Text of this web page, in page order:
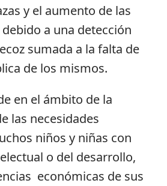
y el aumento de las
a una detección
sumada a la falta de
de los mismos.
en el ámbito de la
las necesidades
niños y niñas con
o del desarrollo,
económicas de sus